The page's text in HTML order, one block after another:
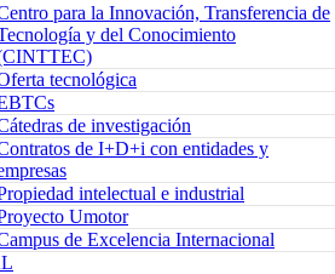
para la Innovación, Transferencia de
y del Conocimiento
tecnológica
de investigación
de I+D+i con entidades y
intelectual e industrial
Umotor
de Excelencia Internacional